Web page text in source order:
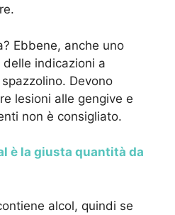
Ebbene, anche uno
indicazioni a
Devono
lesioni alle gengive e
non è consigliato.
è la giusta quantità da
alcol, quindi se